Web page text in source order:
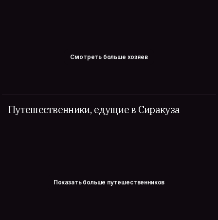
Смотреть больше хозяев
Путешественники, едущие в Сиракуза
Показать больше путешественников